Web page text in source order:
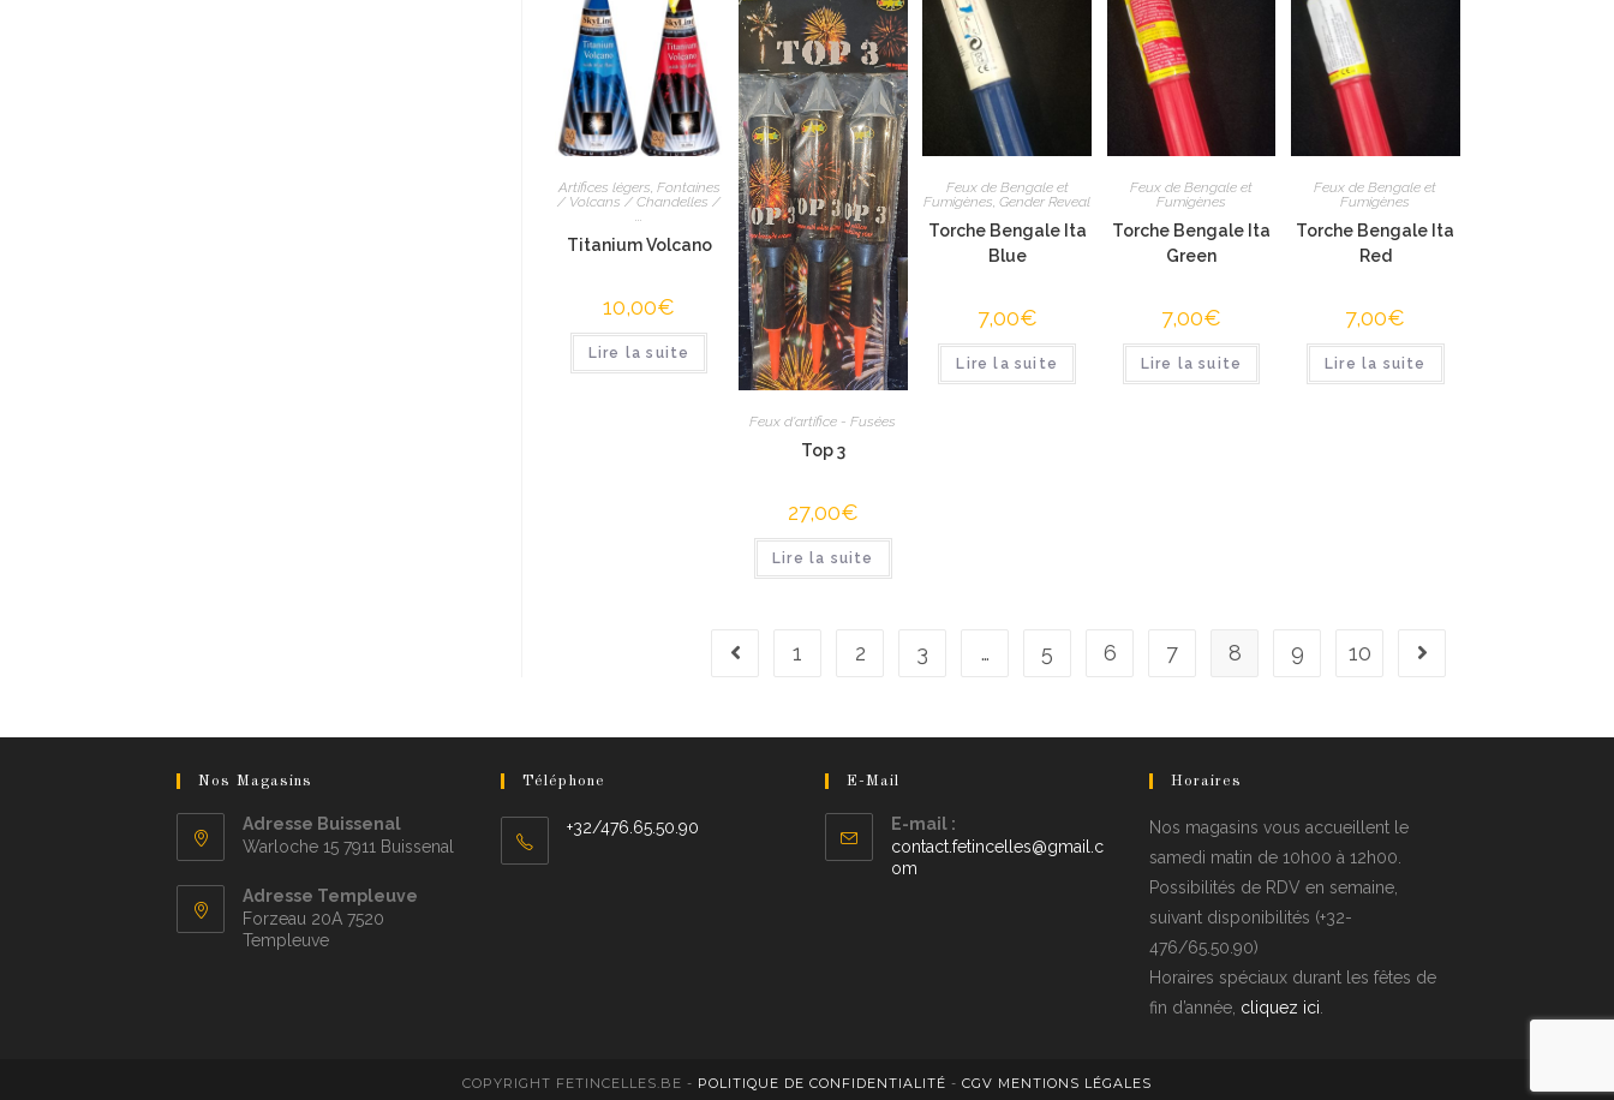
Artifices légers, Fontaines
/ Volcans / Chandelles /
...
Titanium Volcano
10,00€
Lire la suite
Feux d'artifice - Fusées
Top 3
27,00€
Lire la suite
Feux de Bengale et
Fumigènes,Gender Reveal
Torche Bengale Ita
Blue
7,00€
Lire la suite
Feux de Bengale et
Fumigènes
Torche Bengale Ita
Green
7,00€
Lire la suite
Feux de Bengale et
Fumigènes
Torche Bengale Ita
Red
7,00€
Lire la suite
1 2 3 … 5 6 7 8 9 10
Nos Magasins
Adresse Buissenal
Warloche 15 7911 Buissenal
Adresse Templeuve
Forzeau 20A 7520
Templeuve
Téléphone
+32/476.65.50.90
E-Mail
E-mail :
contact.fetincelles@gmail.c
om
Horaires
Nos magasins vous accueillent le
samedi matin de 10h00 à 12h00.
Possibilités de RDV en semaine,
suivant disponibilités (+32-
476/65.50.90)
Horaires spéciaux durant les fêtes de
fin d’année, cliquez ici
COPYRIGHT FETINCELLES.BE - POLITIQUE DE CONFIDENTIALITÉ - CGV MENTIONS LÉGALES